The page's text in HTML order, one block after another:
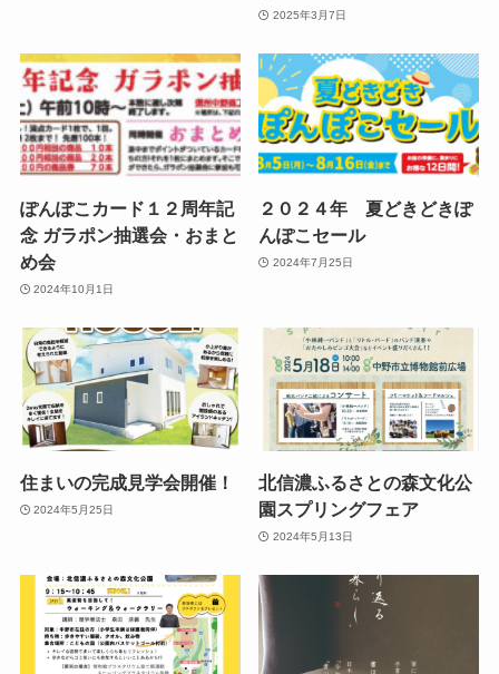
2025年3月7日
ぽんぽこカード１２周年記
念 ガラポン抽選会・おまと
め会
2024年10月1日
２０２４年 夏どきどきぽ
んぽこセール
2024年7月25日
住まいの完成見学会開催！
2024年5月25日
北信濃ふるさとの森文化公
園スプリングフェア
2024年5月13日